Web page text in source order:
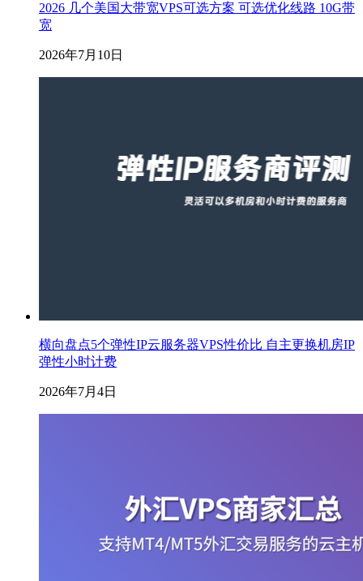
2026 几个美国大带宽VPS可选方案 可选优化线路 10G带
宽
2026年7月10日
横向盘点5个弹性IP云服务器VPS性价比 自主更换机房IP
弹性小时计费
2026年7月4日